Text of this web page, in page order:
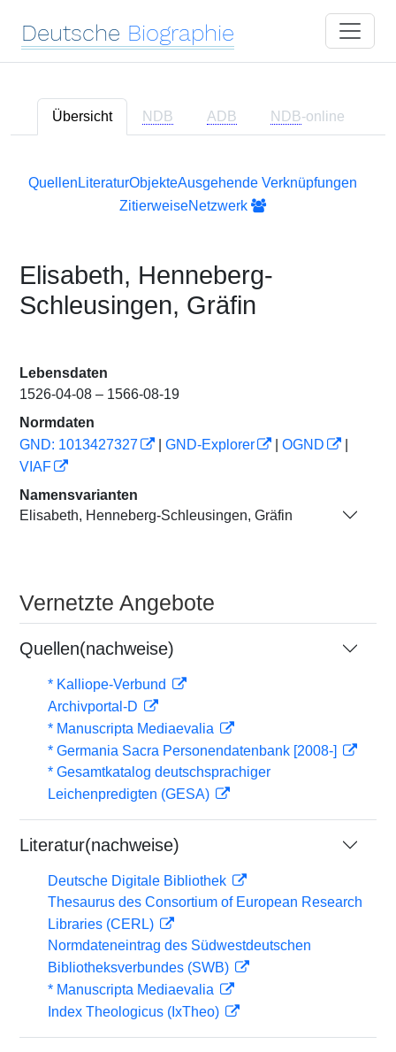
Deutsche Biographie
Übersicht NDB ADB NDB-online
Quellen LiteraturObjekteAusgehende Verknüpfungen
ZitierweiseNetzwerk
Elisabeth, Henneberg-
Schleusingen, Gräfin
Lebensdaten
1526-04-08 – 1566-08-19
Normdaten
GND: 1013427327
GND-Explorer OGND
VIAF
Namensvarianten
Elisabeth, Henneberg-Schleusingen, Gräfin
Vernetzte Angebote
Quellen(nachweise)
* Kalliope-Verbund
Archivportal-D
* Manuscripta Mediaevalia
* Germania Sacra Personendatenbank [2008-]
* Gesamtkatalog deutschsprachiger
Leichenpredigten (GESA)
Literatur(nachweise)
Deutsche Digitale Bibliothek
Thesaurus des Consortium of European Research
Libraries (CERL)
Normdateneintrag des Südwestdeutschen
Bibliotheksverbundes (SWB)
* Manuscripta Mediaevalia
Index Theologicus (IxTheo)